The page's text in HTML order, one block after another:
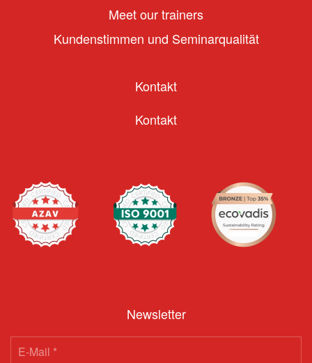
Meet our trainers
Kundenstimmen und Seminarqualität
Kontakt
Kontakt
Newsletter